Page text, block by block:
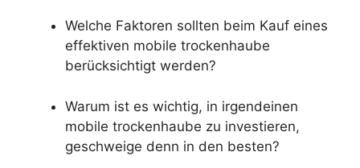
Welche Faktoren sollten beim Kauf eines
effektiven mobile trockenhaube
berücksichtigt werden?
Warum ist es wichtig, in irgendeinen
mobile trockenhaube zu investieren,
geschweige denn in den besten?